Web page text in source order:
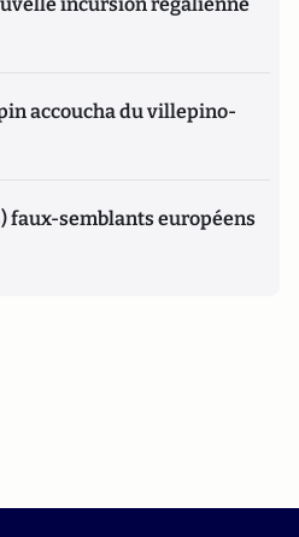
accoucha du villepino-
faux-semblants européens